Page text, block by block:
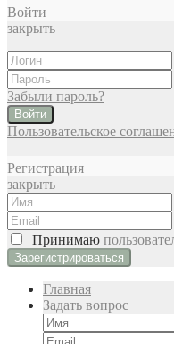
Войти
закрыть
Забыли пароль?
Войти
Пользовательское
Регистрация
закрыть
Принимаю
Главная
Задать вопрос